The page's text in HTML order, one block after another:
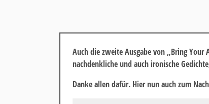
Auch die zweite Ausgabe von „Bring
nachdenkliche und auch ironische
Danke allen dafür. Hier nun auch zum